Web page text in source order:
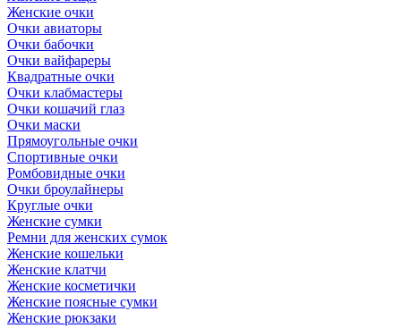
Женские очки
Очки авиаторы
Очки бабочки
Очки вайфареры
Квадратные очки
Очки клабмастеры
Очки кошачий глаз
Очки маски
Прямоугольные очки
Спортивные очки
Ромбовидные очки
Очки броулайнеры
Круглые очки
Женские сумки
Ремни для женских сумок
Женские кошельки
Женские клатчи
Женские косметички
Женские поясные сумки
Женские рюкзаки